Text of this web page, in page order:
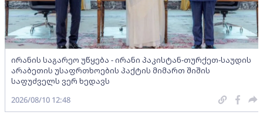
ირანის საგარეო უწყება - ირანი პაკისტან-თურქეთ-საუდის
არაბეთის უსაფრთხოების პაქტის მიმართ შიშის
საფუძველს ვერ ხედავს
2026/08/10 12:48